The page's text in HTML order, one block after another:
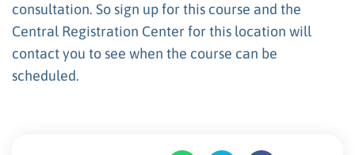
consultation. So sign up for this course and the
Central Registration Center for this location will
contact you to see when the course can be
scheduled.